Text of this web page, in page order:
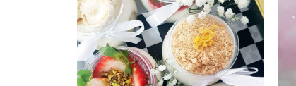
מארז קינוחי כוסות
פרטים נוספים